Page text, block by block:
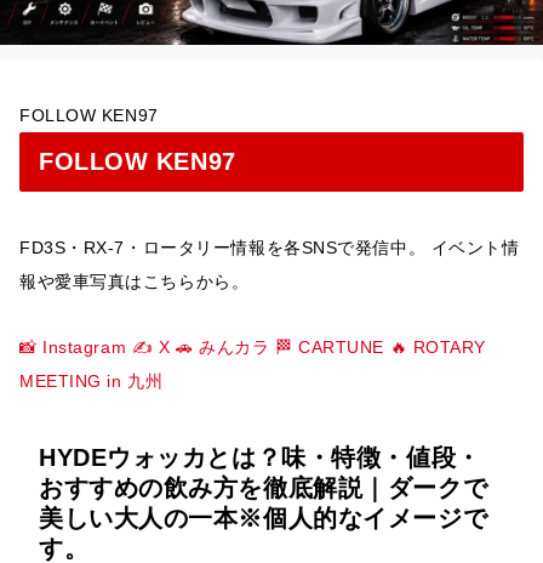
FOLLOW KEN97
FOLLOW KEN97
FD3S・RX-7・ロータリー情報を各SNSで発信中。 イベント情
報や愛車写真はこちらから。
📸 Instagram ✍️ X 🚗 みんカラ 🏁 CARTUNE 🔥 ROTARY
MEETING in 九州
HYDEウォッカとは？味・特徴・値段・
おすすめの飲み方を徹底解説｜ダークで
美しい大人の一本※個人的なイメージで
す。